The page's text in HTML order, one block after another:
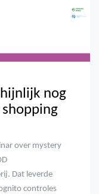
nog
over mystery
Dat leverde
controles